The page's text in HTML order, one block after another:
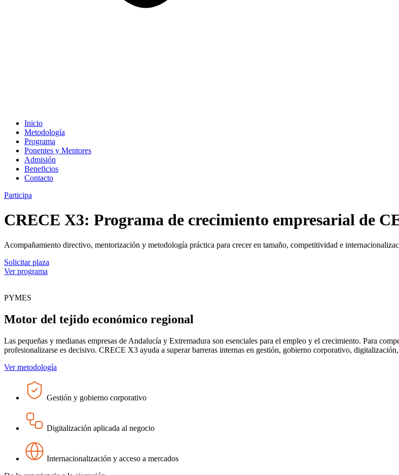
Inicio
Metodología
Programa
Ponentes y Mentores
Admisión
Beneficios
Contacto
Participa
CRECE X3: Programa de crecimiento empresarial de
Acompañamiento directivo, mentorización y metodología práctica para crecer en tamaño, competitividad e
Solicitar plaza
Ver programa
PYMES
Motor del tejido económico regional
Las pequeñas y medianas empresas de Andalucía y Extremadura son esenciales para el empleo y el crecimiento. Para
profesionalizarse es decisivo. CRECE X3 ayuda a superar barreras internas en gestión, gobierno corporativo,
Ver metodología
Gestión y gobierno corporativo
Digitalización aplicada al negocio
Internacionalización y acceso a mercados